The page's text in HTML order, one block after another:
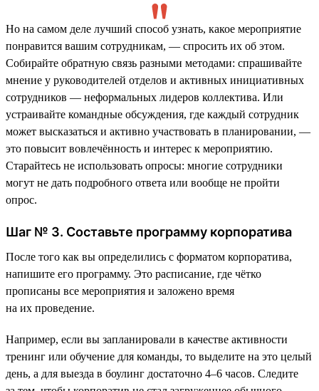
Но на самом деле лучший способ узнать, какое мероприятие
понравится вашим сотрудникам, — спросить их об этом.
Собирайте обратную связь разными методами: спрашивайте
мнение у руководителей отделов и активных инициативных
сотрудников — неформальных лидеров коллектива. Или
устраивайте командные обсуждения, где каждый сотрудник
может высказаться и активно участвовать в планировании, —
это повысит вовлечённость и интерес к мероприятию.
Старайтесь не использовать опросы: многие сотрудники
могут не дать подробного ответа или вообще не пройти
опрос.
Шаг № 3. Составьте программу корпоратива
После того как вы определились с форматом корпоратива,
напишите его программу. Это расписание, где чётко
прописаны все мероприятия и заложено время
на их проведение.
Например, если вы запланировали в качестве активности
тренинг или обучение для команды, то выделите на это целый
день, а для выезда в боулинг достаточно 4–6 часов. Следите